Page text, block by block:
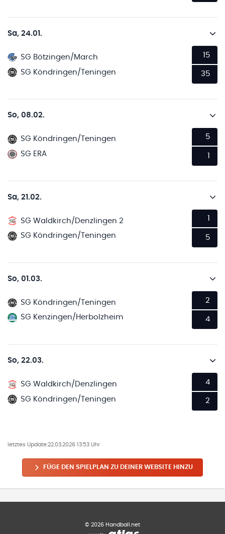
Sa, 24.01.
SG Bötzingen/March
SG Köndringen/Teningen
15
35
So, 08.02.
SG Köndringen/Teningen
SG ERA
5
1
Sa, 21.02.
SG Waldkirch/Denzlingen 2
SG Köndringen/Teningen
5
So, 01.03.
SG Köndringen/Teningen
SG Kenzingen/Herbolzheim
2
4
So, 22.03.
SG Waldkirch/Denzlingen
SG Köndringen/Teningen
4
2
letztes Update:22.03.2026 13:53 Uhr
FÜGE DEN SPIELPLAN ZU DEINER WEBSITE HINZU
© 2026 Handball.net